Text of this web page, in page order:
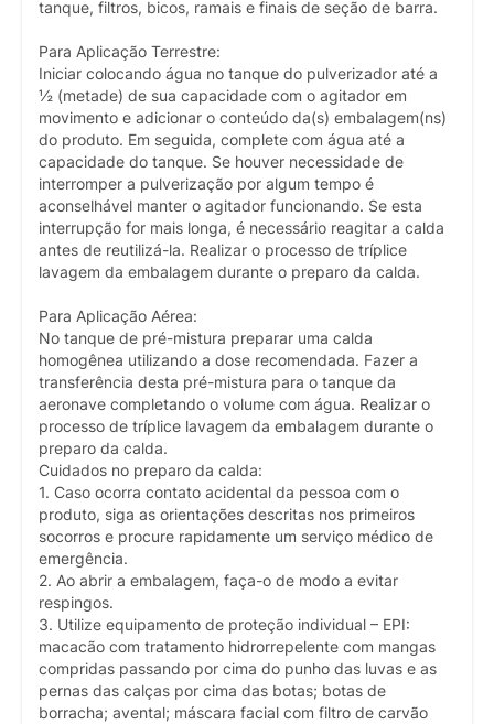
tanque, filtros, bicos, ramais e finais de seção de barra.
Para Aplicação Terrestre:
Iniciar colocando água no tanque do pulverizador até a
½ (metade) de sua capacidade com o agitador em
movimento e adicionar o conteúdo da(s) embalagem(ns)
do produto. Em seguida, complete com água até a
capacidade do tanque. Se houver necessidade de
interromper a pulverização por algum tempo é
aconselhável manter o agitador funcionando. Se esta
interrupção for mais longa, é necessário reagitar a calda
antes de reutilizá-la. Realizar o processo de tríplice
lavagem da embalagem durante o preparo da calda.
Para Aplicação Aérea:
No tanque de pré-mistura preparar uma calda
homogênea utilizando a dose recomendada. Fazer a
transferência desta pré-mistura para o tanque da
aeronave completando o volume com água. Realizar o
processo de tríplice lavagem da embalagem durante o
preparo da calda.
Cuidados no preparo da calda:
1. Caso ocorra contato acidental da pessoa com o
produto, siga as orientações descritas nos primeiros
socorros e procure rapidamente um serviço médico de
emergência.
2. Ao abrir a embalagem, faça-o de modo a evitar
respingos.
3. Utilize equipamento de proteção individual – EPI:
macacão com tratamento hidrorrepelente com mangas
compridas passando por cima do punho das luvas e as
pernas das calças por cima das botas; botas de
borracha; avental; máscara facial com filtro de carvão